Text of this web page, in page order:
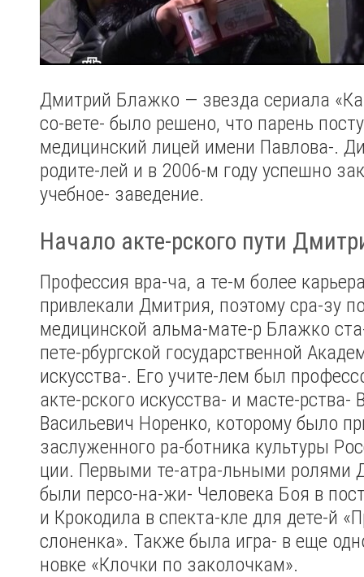
Дмитрий Блажко — звезда сериала
со-вете- было решено, что парень
медицинский лицей имени Павлова-.
родите-лей и в 2006-м году успешно
учебное- заведение.
Начало акте-рского пути
Профессия вра-ча, а те-м более
привлекали Дмитрия, поэтому сра-зу
медицинской альма-мате-р Блажко
пете-рбургской государственной
искусства-. Его учите-лем был
акте-рского искусства- и масте-рства-
Васильевич Норенко, которому было
заслуженного ра-ботника культуры
ции. Первыми те-атра-льными ролями
были персо-на-жи- Человека Боя в
и Крокодила в спекта-кле для дете-й
слоненка». Также была игра- в еще
новке «Клочки по заколочкам».